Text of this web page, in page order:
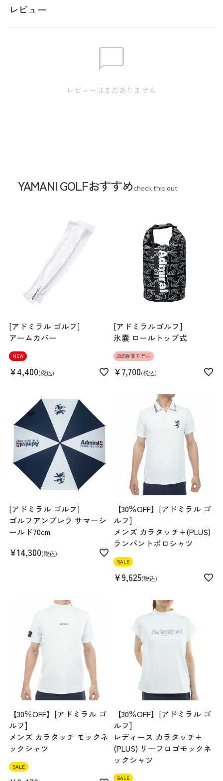
（ストレート）
ディテール３枚目：上級者向けセット画像（フェード）
レビュー
レビューはまだありません
YAMANI GOLFおすすめcheck this out
[アドミラル ゴルフ]
アームカバー
NEW
¥4,400 税込
[アドミラルゴルフ]
氷嚢 ロールトップ式
2025春夏モデル
¥7,700 税込
[アドミラル ゴルフ]
ゴルフアンブレラ サマーシ
ールド70cm
¥14,300 税込
【30％OFF】[アドミラル ゴ
ルフ]
メンズ カラタッチ+(PLUS)
ランパントポロシャツ
SALE
¥9,625 税込
【30％OFF】[アドミラル ゴ
ルフ]
メンズ カラタッチ モックネ
ックシャツ
SALE
【30％OFF】[アドミラル ゴ
ルフ]
レディース カラタッチ+
(PLUS) リーフロゴモックネ
ックシャツ
SALE